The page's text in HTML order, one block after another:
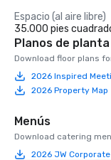
Espacio (al aire libre)
35.000 pies
Planos de planta
Download floor plans
2026 Inspired
2026 Property Map
Menús
Download catering
2026 JW